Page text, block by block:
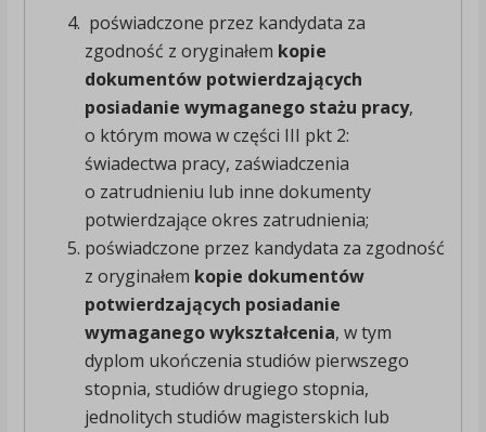
poświadczone przez kandydata za
zgodność z oryginałem kopie
dokumentów potwierdzających
posiadanie wymaganego stażu pracy,
o którym mowa w części III pkt 2:
świadectwa pracy, zaświadczenia
o zatrudnieniu lub inne dokumenty
potwierdzające okres zatrudnienia;
poświadczone przez kandydata za zgodność
z oryginałem kopie dokumentów
potwierdzających posiadanie
wymaganego wykształcenia, w tym
dyplom ukończenia studiów pierwszego
stopnia, studiów drugiego stopnia,
jednolitych studiów magisterskich lub